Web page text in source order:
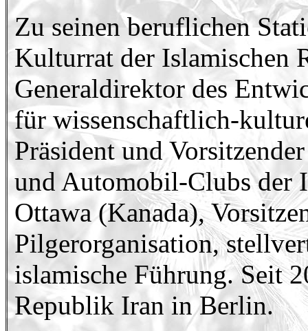
Zu seinen beruflichen
Kulturrat der Islamischen
Generaldirektor des
für wissenschaftlich-
Präsident und
und Automobil-Clubs der
Ottawa (Kanada),
Pilgerorganisation,
islamische Führung. Seit
Republik Iran in Berlin.